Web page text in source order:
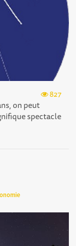
827
on peut
spectacle